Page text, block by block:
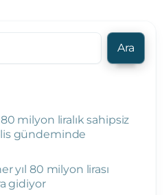
Ara
milyon liralık sahipsiz
gündeminde
yıl 80 milyon lirası
gidiyor